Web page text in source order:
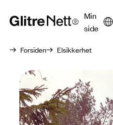
Min
side
Forsiden Elsikkerhet